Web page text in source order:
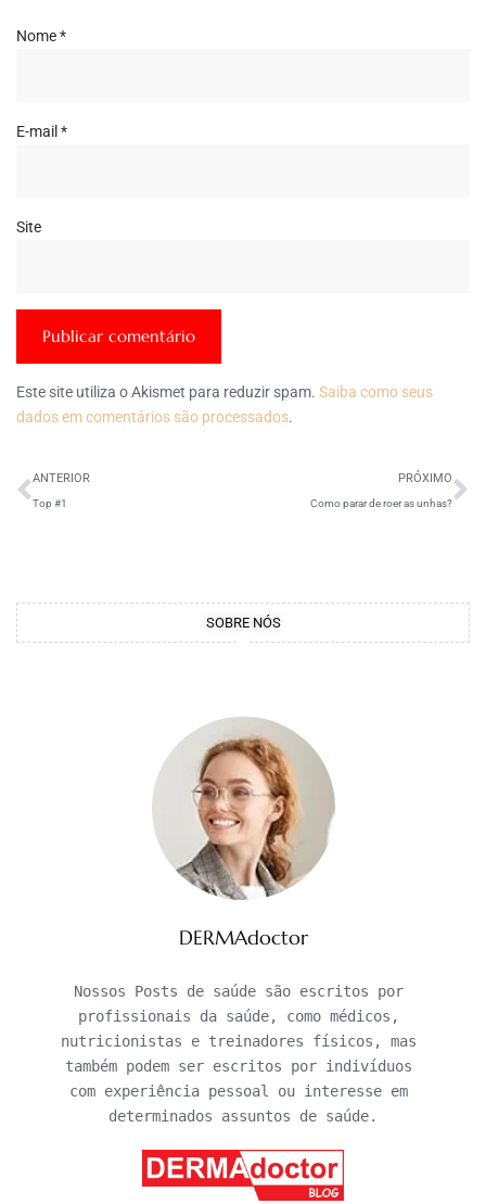
Nome*
E-mail *
Site
Este site utiliza o Akismet para reduzir spam. Saiba como seus
dados em comentários são processados.
ANTERIOR
Top #1
PRÓXIMO
Como parar de roer as unhas?
SOBRE NÓS
DERMAdoctor
Nossos Posts de saúde são escritos por
profissionais da saúde, como médicos,
nutricionistas e treinadores físicos, mas
também podem ser escritos por indivíduos
com experiência pessoal ou interesse em
determinados assuntos de saúde.